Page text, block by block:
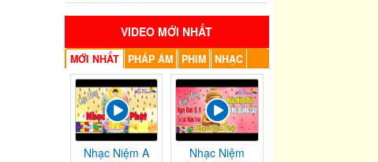
VIDEO MỚI NHẤT
MỚI NHẤT PHÁP ÂM PHIM NHẠC
Nhạc Niệm A
Nhạc Niệm